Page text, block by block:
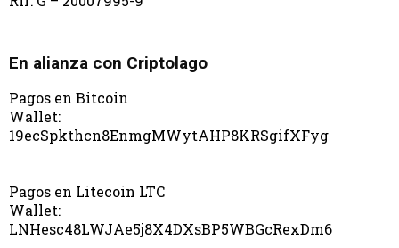
En alianza con Criptolago
Pagos en Bitcoin
Wallet:
19ecSpkthcn8EnmgMWytAHP8KRSgifXFyg
Pagos en Litecoin LTC
Wallet:
LNHesc48LWJAe5j8X4DXsBP5WBGcRexDm6